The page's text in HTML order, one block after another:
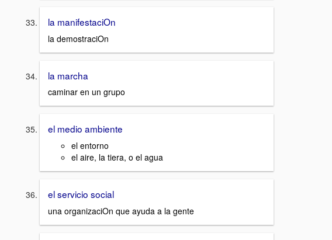
la manifestaciOn
la demostraciOn
la marcha
caminar en un grupo
el medio ambiente
el entorno
el aire, la tiera, o el agua
el servicio social
una organizaciOn que ayuda a la gente